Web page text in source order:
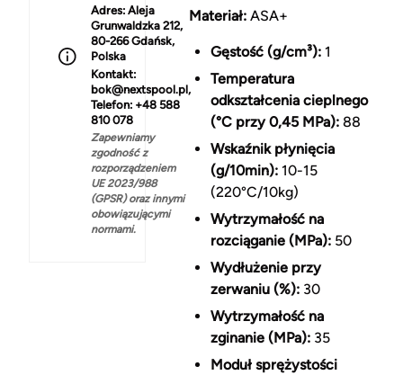
Adres: Aleja
Grunwaldzka 212,
80-266 Gdańsk,
Polska
Kontakt:
bok@nextspool.pl,
Telefon: +48 588
810 078
Zapewniamy
zgodność z
rozporządzeniem
UE 2023/988
(GPSR) oraz innymi
obowiązującymi
normami.
Materiał:ASA+
Gęstość (g/cm³):1
Temperatura
odkształcenia cieplnego
(°C przy 0,45 MPa):88
Wskaźnik płynięcia
(g/10min):10-15
(220°C/10kg)
Wytrzymałość na
rozciąganie (MPa):50
Wydłużenie przy
zerwaniu (%):30
Wytrzymałość na
zginanie (MPa):35
Moduł sprężystości